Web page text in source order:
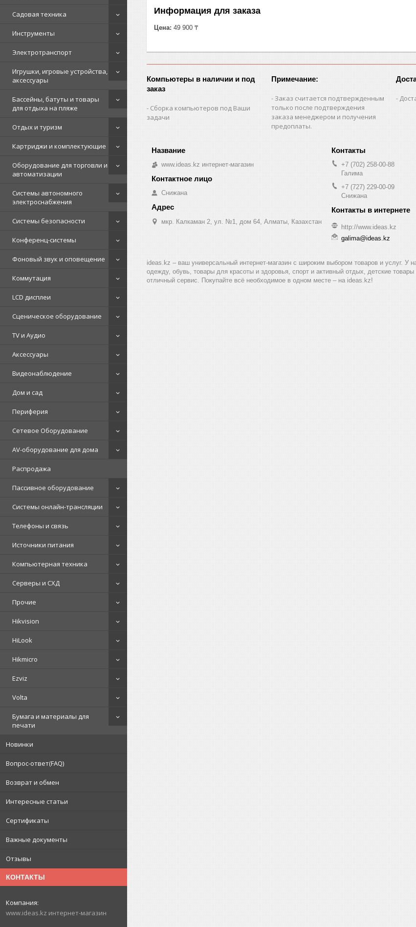
Садовая техника
Инструменты
Электротранспорт
Игрушки, игровые устройства,
аксессуары
Бассейны, батуты и товары
для отдыха на пляже
Отдых и туризм
Картриджи и комплектующие
Оборудование для торговли и
автоматизации
Системы автономного
электроснабжения
Системы безопасности
Конференц-системы
Фоновый звук и оповещение
Коммутация
LCD дисплеи
Сценическое оборудование
TV и Аудио
Аксессуары
Видеонаблюдение
Дом и сад
Периферия
Сетевое Оборудование
AV-оборудование для дома
Распродажа
Пассивное оборудование
Системы онлайн-трансляции
Телефоны и связь
Источники питания
Компьютерная техника
Серверы и СХД
Прочие
Hikvision
HiLook
Hikmicro
Ezviz
Volta
Бумага и материалы для
печати
Новинки
Вопрос-ответ(FAQ)
Возврат и обмен
Интересные статьи
Сертификаты
Важные документы
Отзывы
КОНТАКТЫ
www.ideas.kz интернет-магазин
Информация для заказа
Цена: 49 900 ₸
Компьютеры в наличии и под
заказ
Сборка компьютеров под Ваши
задачи
Примечание:
Заказ считается подтвержденным
только после подтверждения
заказа менеджером и получения
предоплаты.
www.ideas.kz интернет-магазин
Снижана
мкр. Калкаман 2, ул. №1, дом 64, Алматы, Казахстан
+7 (702) 258-00-88
Галима
+7 (727) 229-00-09
Снижана
http://www.ideas.kz
galima@ideas.kz
ideas.kz – ваш универсальный интернет-магазин с широким выбором товаров и услуг. У
одежду, обувь, товары для красоты и здоровья, спорт и активный отдых, детские
отличный сервис. Покупайте всё необходимое в одном месте – на ideas.kz!